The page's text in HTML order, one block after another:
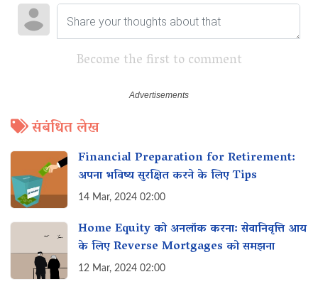
Become the first to comment
संबंधित लेख
Financial Preparation for Retirement:
अपना भविष्य सुरक्षित करने के लिए Tips
14 Mar, 2024 02:00
Home Equity को अनलॉक करना: सेवानिवृत्ति आय
के लिए Reverse Mortgages को समझना
12 Mar, 2024 02:00